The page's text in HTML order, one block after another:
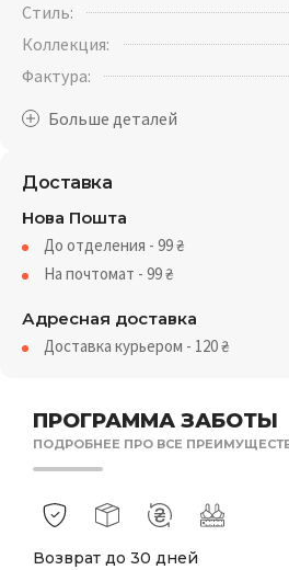
ПРОГРАММА ЗАБОТЫ
ПОДРОБНЕЕ ПРО ВСЕ
Возврат до 30 дней
Стиль:
Коллекция:
Фактура:
Доставка
Нова Пошта
До отделения - 99₴
На почтомат - 99₴
Адресная доставка
Доставка курьером - 120₴